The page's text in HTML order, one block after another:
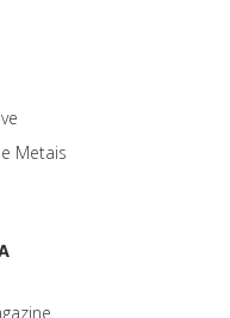
Metais